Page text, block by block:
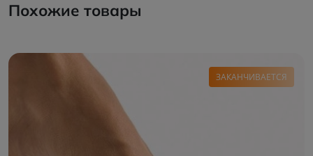
Похожие товары
ЗАКАНЧИВАЕТСЯ